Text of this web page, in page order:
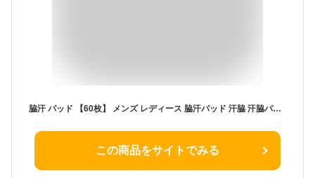
脇汗 パッド 【60枚】 メンズ レディース 脇汗パッド 汗脇 汗脇パッド 脇汗シート 直貼り 男性 女性 脇汗パット 脇パット 脇パッド 汗取りパッド 使い捨て 脇汗 わき汗パッド 汗ジミ 制汗 汗じみ パット 薄型 男 脇 ワキ 大判
この商品をサイトでみる